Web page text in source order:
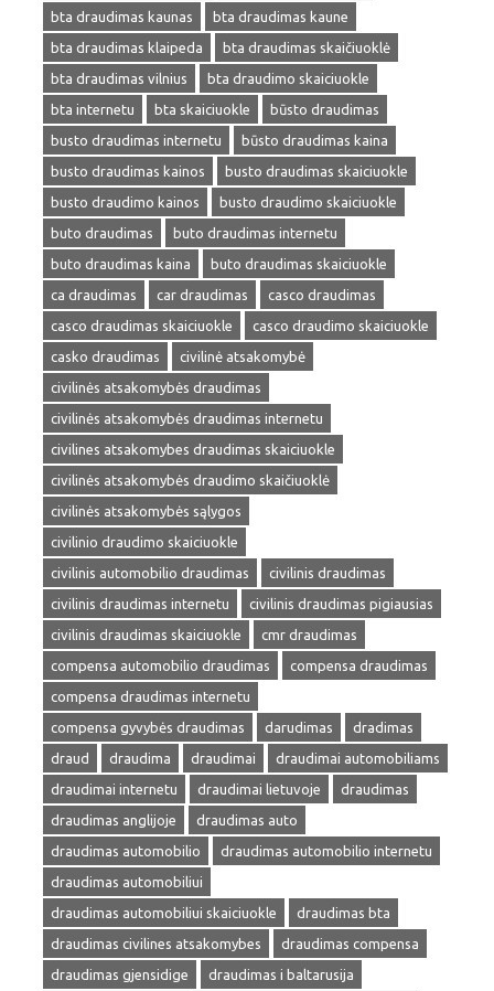
bta draudimas kaunas
bta draudimas kaune
bta draudimas klaipeda
bta draudimas skaičiuoklė
bta draudimas vilnius
bta draudimo skaiciuokle
bta internetu
bta skaiciuokle
būsto draudimas
busto draudimas internetu
būsto draudimas kaina
busto draudimas kainos
busto draudimas skaiciuokle
busto draudimo kainos
busto draudimo skaiciuokle
buto draudimas
buto draudimas internetu
buto draudimas kaina
buto draudimas skaiciuokle
ca draudimas
car draudimas
casco draudimas
casco draudimas skaiciuokle
casco draudimo skaiciuokle
casko draudimas
civilinė atsakomybė
civilinės atsakomybės draudimas
civilinės atsakomybės draudimas internetu
civilines atsakomybes draudimas skaiciuokle
civilinės atsakomybės draudimo skaičiuoklė
civilinės atsakomybės sąlygos
civilinio draudimo skaiciuokle
civilinis automobilio draudimas
civilinis draudimas
civilinis draudimas internetu
civilinis draudimas pigiausias
civilinis draudimas skaiciuokle
cmr draudimas
compensa automobilio draudimas
compensa draudimas
compensa draudimas internetu
compensa gyvybės draudimas
darudimas
dradimas
draud
draudima draudimai
draudimai automobiliams
draudimai internetu
draudimai lietuvoje
draudimas
draudimas anglijoje
draudimas auto
draudimas automobilio
draudimas automobilio internetu
draudimas automobiliui
draudimas automobiliui skaiciuokle
draudimas bta
draudimas civilines atsakomybes
draudimas compensa
draudimas gjensidige
draudimas i baltarusija